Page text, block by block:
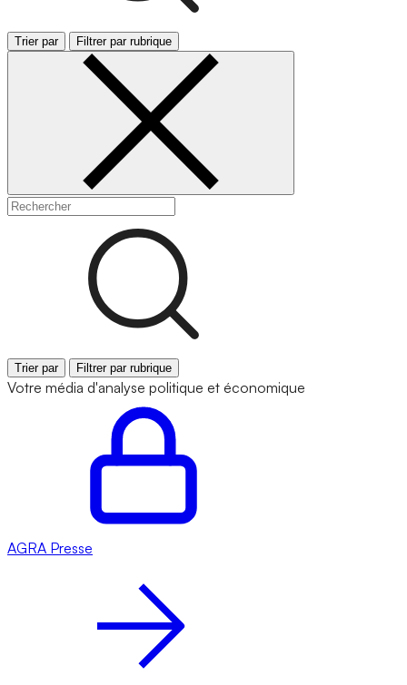
Trier par Filtrer par rubrique
Trier par Filtrer par rubrique
Votre média d'analyse politique et économique
AGRA Presse